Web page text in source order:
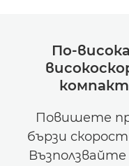
По-
Повишете
бързи